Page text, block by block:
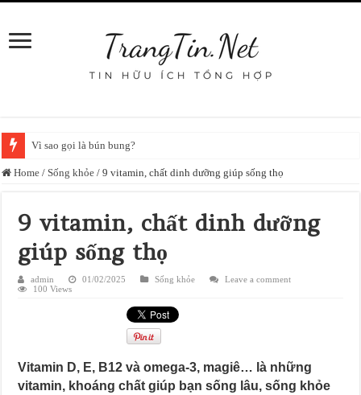
Vì sao gọi là bún bung?
Home / Sống khỏe / 9 vitamin, chất dinh dưỡng giúp sống thọ
9 vitamin, chất dinh dưỡng
giúp sống thọ
admin 01/02/2025 Sống khỏe
Leave a comment
100 Views
Vitamin D, E, B12 và omega-3, magiê… là những
vitamin, khoáng chất giúp bạn sống lâu, sống khỏe